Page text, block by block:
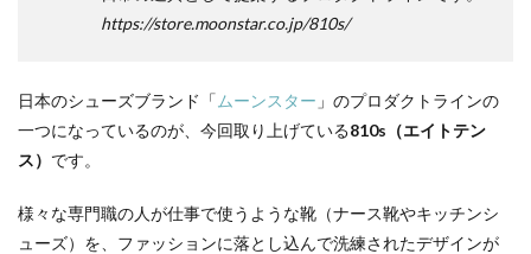
https://store.moonstar.co.jp/810s/
日本のシューズブランド「 ムーンスター 」のプロダクトラインの
一つになっているのが、今回取り上げている810s（エイトテン
ス） です。
様々な専門職の人が仕事で使うような靴（ナース靴やキッチンシ
ューズ）を、ファッションに落とし込んで洗練されたデザインが